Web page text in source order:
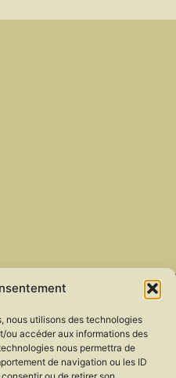
nous utilisons des technologies
ou accéder aux informations des
nous permettra de
de navigation ou les ID
?
nos dernières